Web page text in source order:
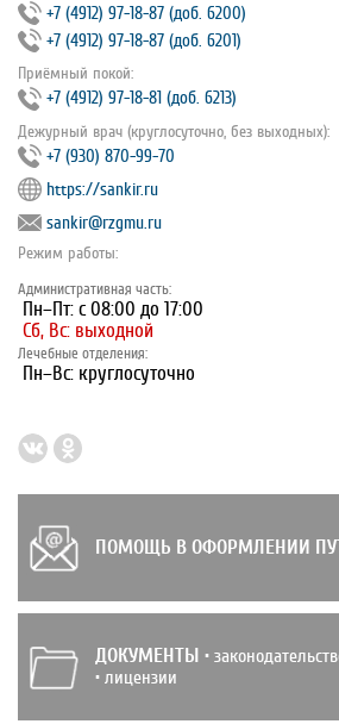
+7 (4912) 97‐18‐87 (доб. 6200)
+7 (4912) 97‐18‐87 (доб. 6201)
Приёмный покой:
+7 (4912) 97‐18‐81 (доб. 6213)
Дежурный врач (круглосуточно, без выходных):
+7 (930) 870-99-70
https://sankir.ru
sankir@rzgmu.ru
Режим работы:
Административная часть:
Пн–Пт: с 08:00 до 17:00
Сб, Вс: выходной
Лечебные отделения:
Пн–Вс: круглосуточно
ПОМОЩЬ В ОФОРМЛЕНИИ
ДОКУМЕНТЫ •
• лицензии